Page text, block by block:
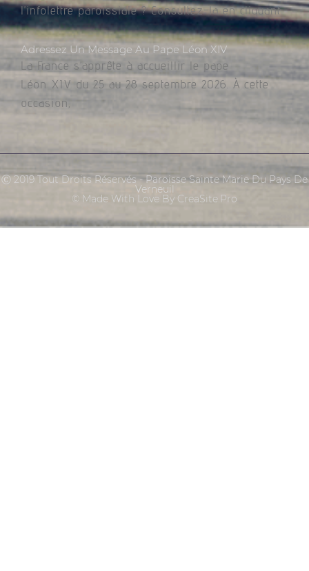
l’infolettre paroissiale ? Consultez-la en cliquant
Adressez Un Message Au Pape Léon XIV
La France s’apprête à accueillir le pape
Léon XIV du 25 au 28 septembre 2026. À cette
occasion,
Ⓒ 2019 Tout Droits Réservés - Paroisse Sainte Marie Du Pays De
Verneuil
© Made With Love By CreaSite.Pro